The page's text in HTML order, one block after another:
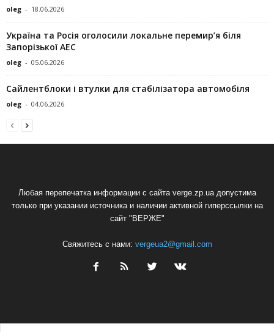
oleg - 18.06.2026
Україна та Росія оголосили локальне перемир’я біля
Запорізької АЕС
oleg - 05.06.2026
Сайлентблоки і втулки для стабілізатора автомобіля
oleg - 04.06.2026
Любая перепечатка информации с сайта verge.zp.ua допустима
только при указании источника и наличии активной гиперссылки на
сайт "ВЕРЖЕ"
Свяжитесь с нами: vergeua2@gmail.com